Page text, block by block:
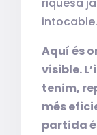
intocable.
Aquí és
visible.
tenim,
més
partida